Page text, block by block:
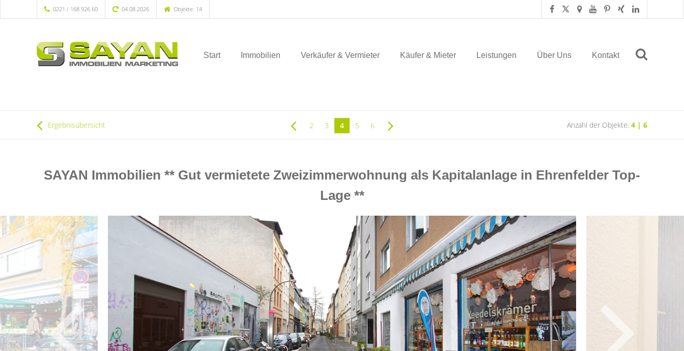
0221 / 168 926 60 04.08.2026 Objekte: 14
Start Immobilien Verkäufer & Vermieter Käufer & Mieter Leistungen Über Uns Kontakt
Ergebnisübersicht 2 3 4 5 6 Anzahl der Objekte: 4 | 6
SAYAN Immobilien ** Gut vermietete Zweizimmerwohnung als Kapitalanlage in Ehrenfelder Top-
Lage **